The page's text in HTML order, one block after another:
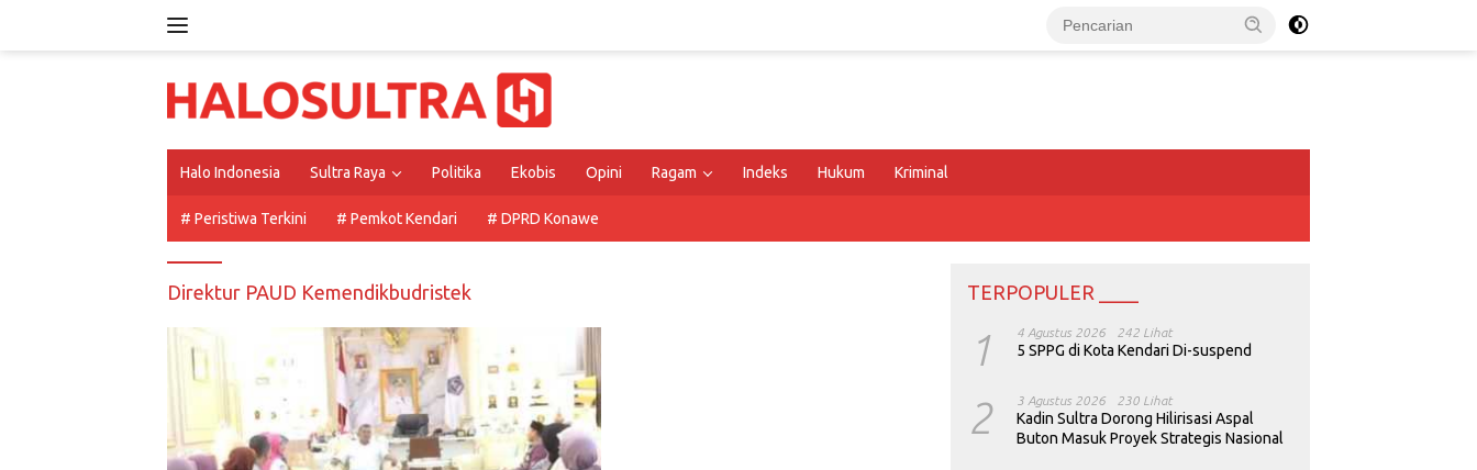
Halo Indonesia Sultra Raya Politika Ekobis Opini Ragam Indeks Hukum Kriminal
# Peristiwa Terkini # Pemkot Kendari # DPRD Konawe
Direktur PAUD Kemendikbudristek TERPOPULER ____
1 4 Agustus 2026 242 Lihat
5 SPPG di Kota Kendari Di-suspend
2 3 Agustus 2026 230 Lihat
Kadin Sultra Dorong Hilirisasi Aspal
Buton Masuk Proyek Strategis Nasional